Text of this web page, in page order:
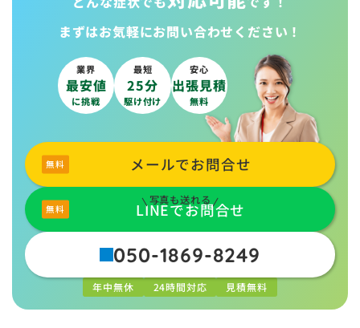
まずはお気軽にお問い合わせください！
業界
最安値
に挑戦
最短
25分
駆け付け
安心
出張見積
無料
メールでお問合せ
写真も送れる
LINEでお問合せ
050-1869-8249
年中無休 24時間対応 見積無料